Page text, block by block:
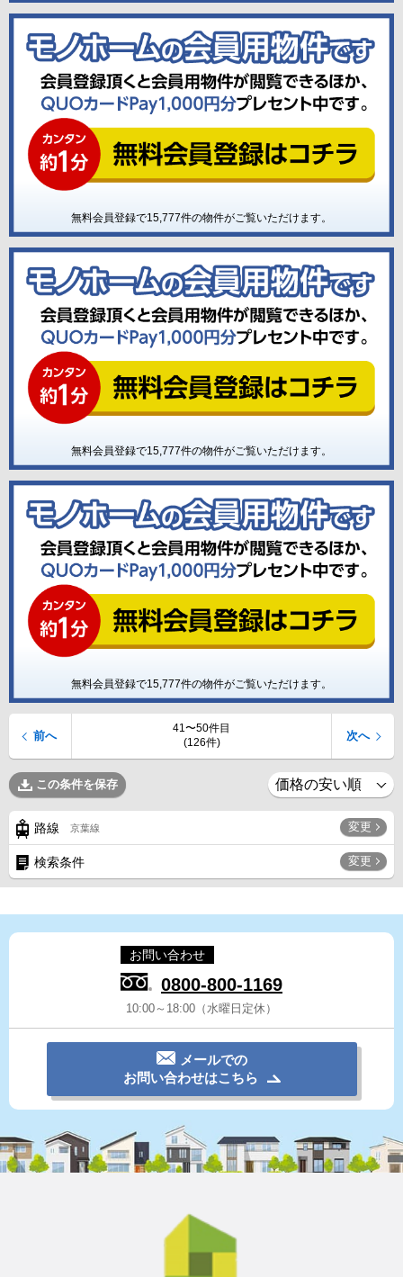
無料会員登録で15,777件の物件がご覧いただけます。
無料会員登録で15,777件の物件がご覧いただけます。
無料会員登録で15,777件の物件がご覧いただけます。
41〜50件目
(126件)
前へ 次へ
この条件を保存
路線 京葉線 変更
検索条件 変更
お問い合わせ
0800-800-1169
10:00～18:00（水曜日定休）
メールでの
お問い合わせはこちら